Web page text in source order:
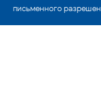
письменного